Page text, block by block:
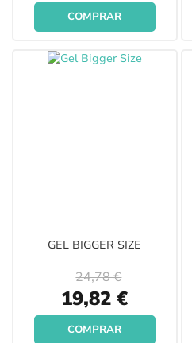
COMPRAR
GEL BIGGER SIZE
Special
Price
19,82 €
24,78 €
COMPRAR